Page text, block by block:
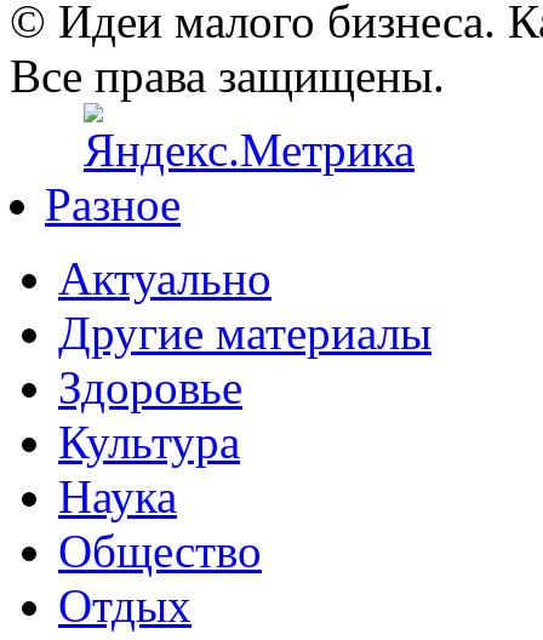
© Идеи малого бизнеса.
Все права защищены.
Разное
Актуально
Другие материалы
Здоровье
Культура
Наука
Общество
Отдых